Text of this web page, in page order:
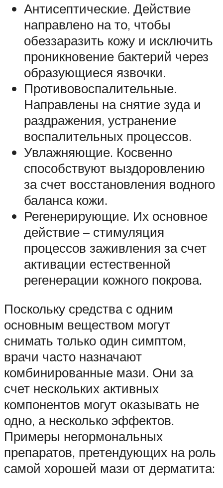
Антисептические. Действие
направлено на то, чтобы
обеззаразить кожу и исключить
проникновение бактерий через
образующиеся язвочки.
Противовоспалительные.
Направлены на снятие зуда и
раздражения, устранение
воспалительных процессов.
Увлажняющие. Косвенно
способствуют выздоровлению
за счет восстановления водного
баланса кожи.
Регенерирующие. Их основное
действие – стимуляция
процессов заживления за счет
активации естественной
регенерации кожного покрова.
Поскольку средства с одним
основным веществом могут
снимать только один симптом,
врачи часто назначают
комбинированные мази. Они за
счет нескольких активных
компонентов могут оказывать не
одно, а несколько эффектов.
Примеры негормональных
препаратов, претендующих на роль
самой хорошей мази от дерматита: